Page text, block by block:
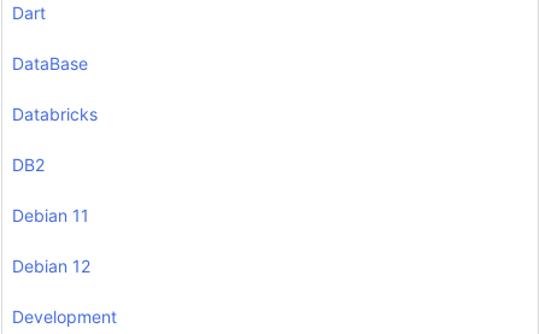
Dart
DataBase
Databricks
DB2
Debian 11
Debian 12
Development